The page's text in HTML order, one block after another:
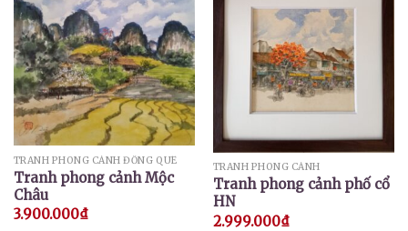
TRANH PHONG CẢNH ĐỒNG QUÊ
Tranh phong cảnh Mộc
Châu
3.900.000₫
TRANH PHONG CẢNH
Tranh phong cảnh phố cổ
HN
2.999.000₫